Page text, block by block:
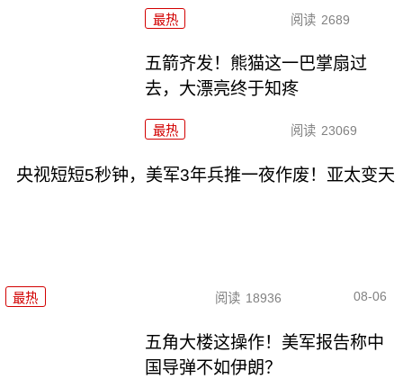
最热 阅读 2689
五箭齐发！熊猫这一巴掌扇过
去，大漂亮终于知疼
最热 阅读 23069
央视短短5秒钟，美军3年兵推一夜作废！亚太变天
最热 阅读 18936 08-06
五角大楼这操作！美军报告称中
国导弹不如伊朗？